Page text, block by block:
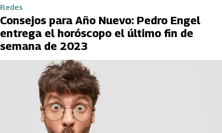
Redes
Consejos para Año Nuevo: Pedro Engel
entrega el horóscopo el último fin de
semana de 2023